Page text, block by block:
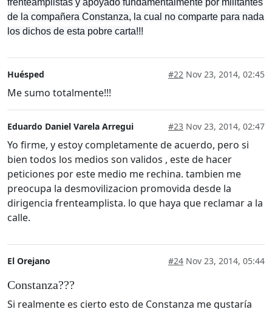
frenteamplistas y apoyado fundamentalmente por militantes
de la compañera Constanza, la cual no comparte para nada
los dichos de esta pobre carta!!!
Huésped #22 Nov 23, 2014, 02:45
Me sumo totalmente!!!
Eduardo Daniel Varela Arregui #23 Nov 23, 2014, 02:47
Yo firme, y estoy completamente de acuerdo, pero si
bien todos los medios son validos , este de hacer
peticiones por este medio me rechina. tambien me
preocupa la desmovilizacion promovida desde la
dirigencia frenteamplista. lo que haya que reclamar a la
calle.
El Orejano #24 Nov 23, 2014, 05:44
Constanza???
Si realmente es cierto esto de Constanza me gustaría